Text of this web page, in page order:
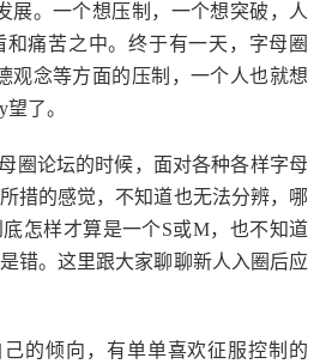
展。一个想压制，一个想突破，人
痛苦之中。终于有一天，字母圈
观念等方面的压制，一个人也就想
了。
圈论坛的时候，面对各种各样字母
措的感觉，不知道也无法分辨，哪
怎样才算是一个S或M，也不知道
错。这里跟大家聊聊新人入圈后应
的倾向，有单单喜欢征服控制的